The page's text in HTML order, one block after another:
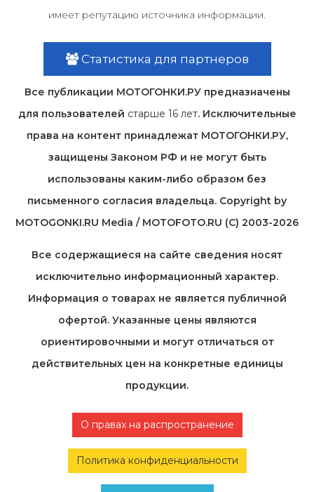
имеет репутацию источника информации.
Статистика для партнеров
Все публикации МОТОГОНКИ.РУ предназначены
для пользователей старше 16 лет. Исключительные
права на контент принадлежат МОТОГОНКИ.РУ,
защищены Законом РФ и не могут быть
использованы каким-либо образом без
письменного согласия владельца. Copyright by
MOTOGONKI.RU Media / MOTOFOTO.RU (C) 2003-2026
Все содержащиеся на cайте сведения носят
исключительно информационный характер.
Информация о товарах не является публичной
офертой. Указанные цены являются
ориентировочными и могут отличаться от
действительных цен на конкретные единицы
продукции.
О правах на распространение
Политика конфиденциальности